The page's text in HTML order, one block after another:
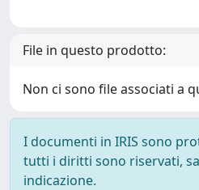
File in questo prodotto:
Non ci sono file associati a
I documenti in IRIS sono
tutti i diritti sono riservati,
indicazione.